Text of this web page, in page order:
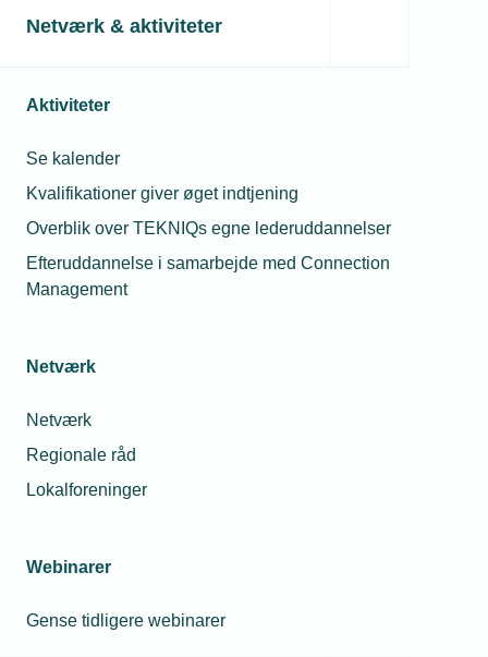
Netværk & aktiviteter
Aktiviteter
Se kalender
Kvalifikationer giver øget indtjening
Overblik over TEKNIQs egne lederuddannelser
Efteruddannelse i samarbejde med Connection
Management
Netværk
Netværk
Regionale råd
Lokalforeninger
Webinarer
Gense tidligere webinarer